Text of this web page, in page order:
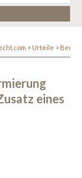
Urteile
eines